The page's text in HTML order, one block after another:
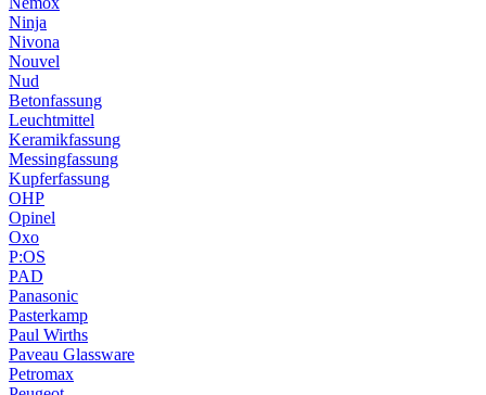
Ninja
Nivona
Nouvel
Nud
Betonfassung
Leuchtmittel
Keramikfassung
Messingfassung
Kupferfassung
OHP
Opinel
Oxo
P:OS
PAD
Panasonic
Pasterkamp
Paul Wirths
Paveau Glassware
Petromax